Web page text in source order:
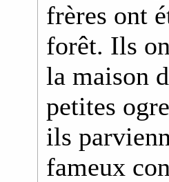
frères ont
forêt. Ils
la maison
petites
ils
fameux